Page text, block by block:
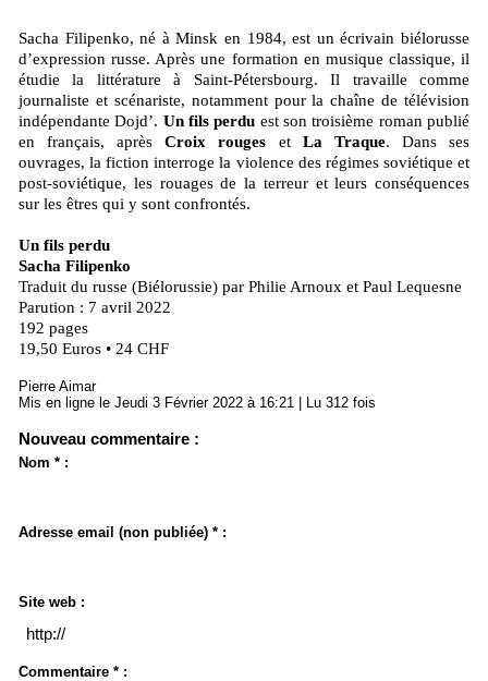
Sacha Filipenko, né à Minsk en 1984, est un écrivain biélorusse
d’expression russe. Après une formation en musique classique, il
étudie la littérature à Saint-Pétersbourg. Il travaille comme
journaliste et scénariste, notamment pour la chaîne de télévision
indépendante Dojd’. Un fils perdu est son troisième roman publié
en français, aprèsCroix rouges et La Traque. Dans ses
ouvrages, la fiction interroge la violence des régimes soviétique et
post-soviétique, les rouages de la terreur et leurs conséquences
sur les êtres qui y sont confrontés.
Un fils perdu
Sacha Filipenko
Traduit du russe (Biélorussie) par Philie Arnoux et Paul Lequesne
Parution : 7 avril 2022
192 pages
19,50 Euros • 24 CHF
Pierre Aimar
Mis en ligne le Jeudi 3 Février 2022 à 16:21 | Lu 312 fois
Nouveau commentaire :
Nom * :
Adresse email (non publiée) * :
Site web :
Commentaire * :